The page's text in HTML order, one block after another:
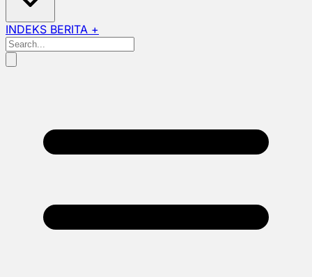
INDEKS BERITA +